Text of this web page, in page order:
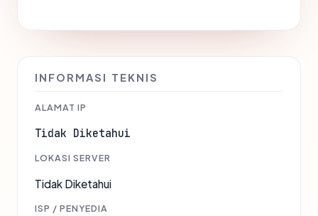
INFORMASI TEKNIS
ALAMAT IP
Tidak Diketahui
LOKASI SERVER
Tidak Diketahui
ISP / PENYEDIA